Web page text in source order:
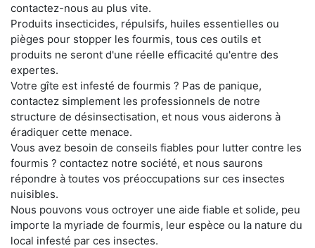
contactez-nous au plus vite.
Produits insecticides, répulsifs, huiles essentielles ou
pièges pour stopper les fourmis, tous ces outils et
produits ne seront d'une réelle efficacité qu'entre des
expertes.
Votre gîte est infesté de fourmis ? Pas de panique,
contactez simplement les professionnels de notre
structure de désinsectisation, et nous vous aiderons à
éradiquer cette menace.
Vous avez besoin de conseils fiables pour lutter contre les
fourmis ? contactez notre société, et nous saurons
répondre à toutes vos préoccupations sur ces insectes
nuisibles.
Nous pouvons vous octroyer une aide fiable et solide, peu
importe la myriade de fourmis, leur espèce ou la nature du
local infesté par ces insectes.